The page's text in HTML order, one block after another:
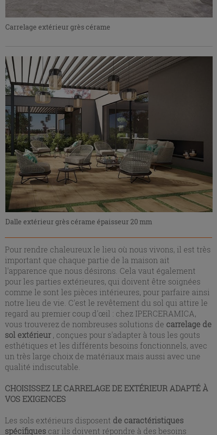
Carrelage extérieur grès cérame
Dalle extérieur grès cérame épaisseur 20 mm
Pour rendre chaleureux le lieu où nous vivons, il est très
important que chaque partie de la maison ait
l'apparence que nous désirons. Cela vaut également
pour les parties extérieures, qui doivent être soignées
comme le sont les pièces intérieures, pour parfaire ainsi
notre lieu de vie. C'est le revêtement du sol qui attire le
regard au premier coup d'œil : chez IPERCERAMICA,
vous trouverez de nombreuses solutions de carrelage de
sol extérieur, conçues pour s'adapter à tous les gouts
esthétiques et les différents besoins fonctionnels, avec
un très large choix de matériaux mais aussi avec une
qualité indiscutable.
CHOISISSEZ LE CARRELAGE DE EXTÉRIEUR ADAPTÉ À
VOS EXIGENCES
Les sols extérieurs disposent de caractéristiques
spécifiques car ils doivent répondre à des besoins